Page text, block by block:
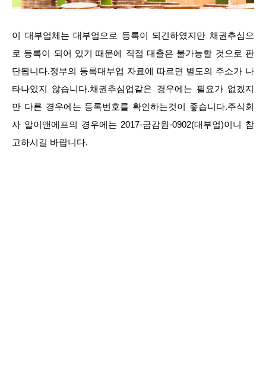
이 대부업체는 대부업으로 등록이 되긴하였지만 채권추심으
로 등록이 되어 있기 때문에 직접 대출은 불가능할 것으로 판
단됩니다.정부의 등록대부업 자료에 따르면 별도의 주소가 나
타나있지 않습니다.채권추심업같은 경우에는 필요가 없겠지
만 다른 경우에는 등록번호를 확인하는것이 좋습니다.주식회
사 알이앤에프의 경우에는 2017-금감원-0902(대부업)이니 참
고하시길 바랍니다.